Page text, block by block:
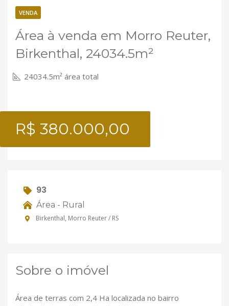
VENDA
Área à venda em Morro Reuter,
Birkenthal, 24034.5m²
24034.5m² área total
R$ 380.000,00
93
Área - Rural
Birkenthal, Morro Reuter / RS
Sobre o imóvel
Área de terras com 2,4 Ha localizada no bairro